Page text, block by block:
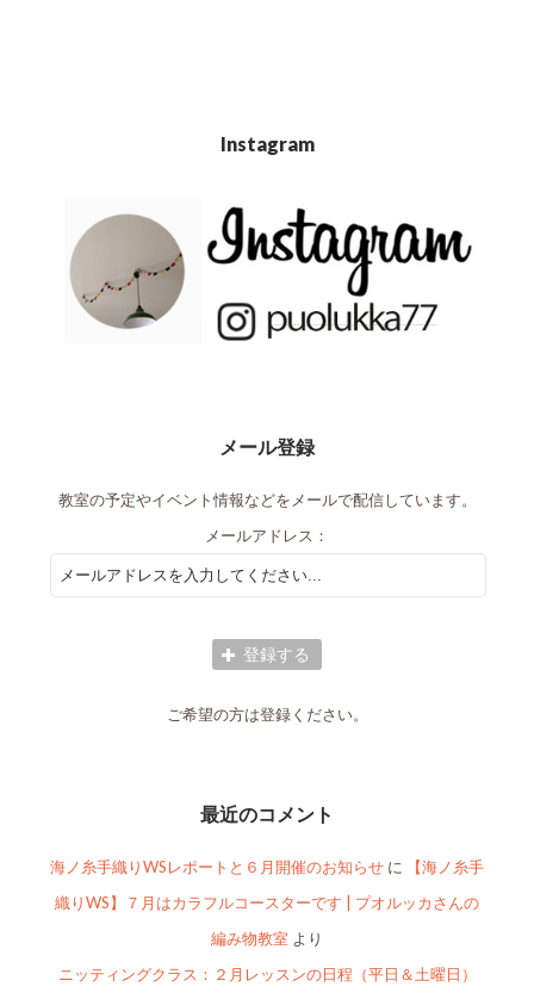
Instagram
メール登録
教室の予定やイベント情報などをメールで配信しています。
メールアドレス：
ご希望の方は登録ください。
最近のコメント
海ノ糸手織りWSレポートと６月開催のお知らせ に
【海ノ糸手
織りWS】７月はカラフルコースターです | プオルッカさんの
編み物教室 より
ニッティングクラス：２月レッスンの日程（平日＆土曜日）